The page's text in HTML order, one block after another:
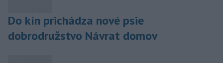
Do kín prichádza nové psie
dobrodružstvo Návrat domov